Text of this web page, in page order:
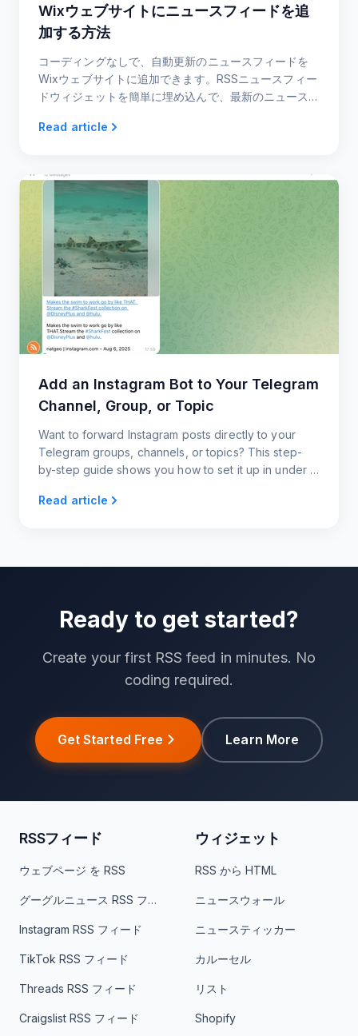
Wixウェブサイトにニュースフィードを追
加する方法
コーディングなしで、自動更新のニュースフィードを
Wixウェブサイトに追加できます。RSSニュースフィー
ドウィジェットを簡単に埋め込んで、最新のニュース
Read article
Add an Instagram Bot to Your Telegram
Channel, Group, or Topic
Want to forward Instagram posts directly to your
Telegram groups, channels, or topics? This step-
by-step guide shows you how to set it up in under a
Read article
Ready to get started?
Create your first RSS feed in minutes. No
coding required.
Get Started Free Learn More
RSSフィード
ウェブページ を RSS
グーグルニュース RSS フィード
Instagram RSS フィード
TikTok RSS フィード
Threads RSS フィード
Craigslist RSS フィード
ウィジェット
RSS から HTML
ニュースウォール
ニュースティッカー
カルーセル
リスト
Shopify